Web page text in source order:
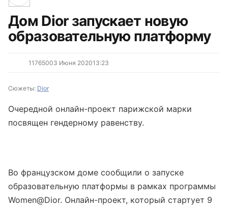
Дом Dior запускает новую
образовательную платформу
11765003 Июня 202013:23
Сюжеты: Dior
Очередной онлайн-проект парижской марки
посвящен гендерному равенству.
Во французском доме сообщили о запуске
образовательную платформы в рамках программы
Women@Dior. Онлайн-проект, который стартует 9